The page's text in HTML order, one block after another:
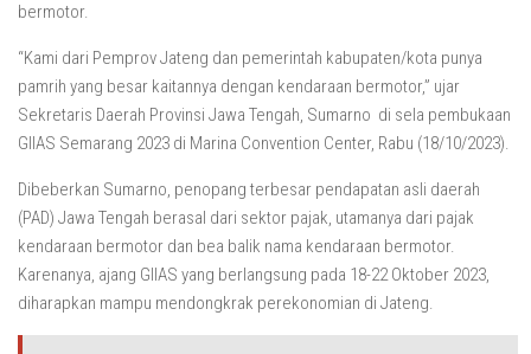
bermotor.
“Kami dari Pemprov Jateng dan pemerintah kabupaten/kota punya
pamrih yang besar kaitannya dengan kendaraan bermotor,” ujar
Sekretaris Daerah Provinsi Jawa Tengah, Sumarno di sela pembukaan
GIIAS Semarang 2023 di Marina Convention Center, Rabu (18/10/2023).
Dibeberkan Sumarno, penopang terbesar pendapatan asli daerah
(PAD) Jawa Tengah berasal dari sektor pajak, utamanya dari pajak
kendaraan bermotor dan bea balik nama kendaraan bermotor.
Karenanya, ajang GIIAS yang berlangsung pada 18-22 Oktober 2023,
diharapkan mampu mendongkrak perekonomian di Jateng.